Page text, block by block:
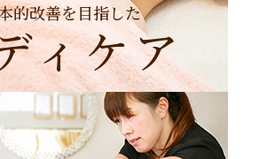
的改善を目指した
ィケア